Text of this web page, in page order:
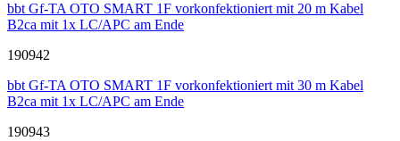
bbt Gf-TA OTO SMART 1F vorkonfektioniert mit 20 m Kabel
B2ca mit 1x LC/APC am Ende
190942
bbt Gf-TA OTO SMART 1F vorkonfektioniert mit 30 m Kabel
B2ca mit 1x LC/APC am Ende
190943